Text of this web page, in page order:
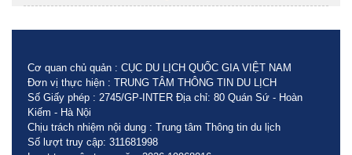
Cơ quan chủ quản : CỤC DU LỊCH QUỐC GIA VIỆT NAM
Đơn vị thực hiện : TRUNG TÂM THÔNG TIN DU LỊCH
Số Giấy phép : 2745/GP-INTER Địa chỉ: 80 Quán Sứ - Hoàn
Kiếm - Hà Nội
Chịu trách nhiệm nội dung : Trung tâm Thông tin du lịch
Số lượt truy cập: 311681998